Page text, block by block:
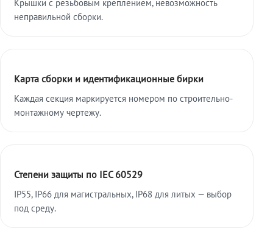
Крышки с резьбовым креплением, невозможность
неправильной сборки.
Карта сборки и идентификационные бирки
Каждая секция маркируется номером по строительно-
монтажному чертежу.
Степени защиты по IEC 60529
IP55, IP66 для магистральных, IP68 для литых — выбор
под среду.